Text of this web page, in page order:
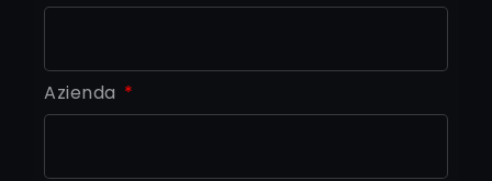
Azienda